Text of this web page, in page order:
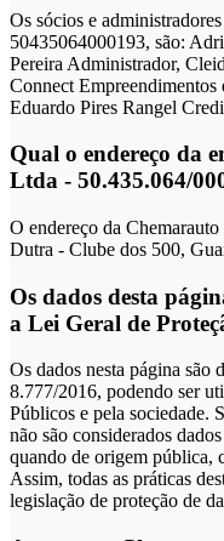
Os sócios e
50435064000193, são:
Pereira Administrador,
Connect
Eduardo Pires Rangel
Qual o endereço da
Ltda - 50.435.064/
O endereço da
Dutra - Clube dos 500,
Os dados desta
a Lei Geral de
Os dados nesta página são
8.777/2016, podendo ser
Públicos e pela sociedade.
não são considerados
quando de origem pública,
Assim, todas as práticas
legislação de proteção de